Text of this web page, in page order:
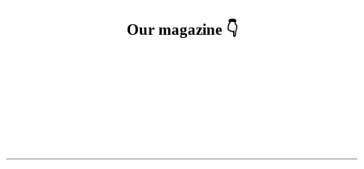
Our magazine 👇